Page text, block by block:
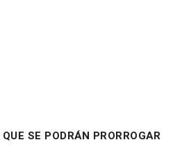
SE PODRÁN PRORROGAR